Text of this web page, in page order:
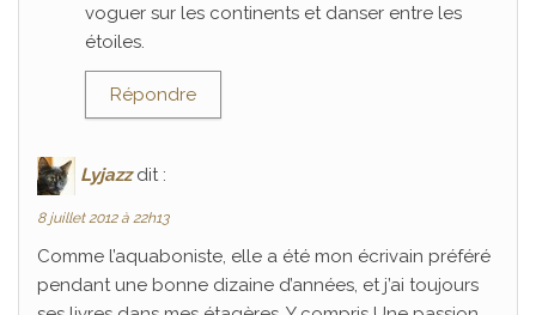
voguer sur les continents et danser entre les
étoiles.
Répondre
Lyjazz dit :
8 juillet 2012 à 22h13
Comme l’aquaboniste, elle a été mon écrivain préféré
pendant une bonne dizaine d’années, et j’ai toujours